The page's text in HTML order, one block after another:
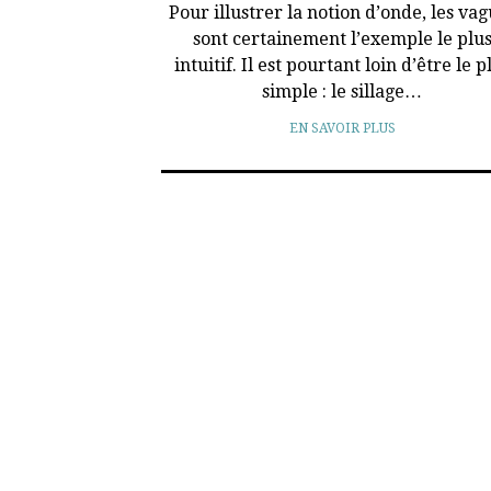
Pour illustrer la notion d’onde, les
sont certainement l’exemple le plus
intuitif. Il est pourtant loin d’être le
simple : le sillage…
EN SAVOIR PLUS